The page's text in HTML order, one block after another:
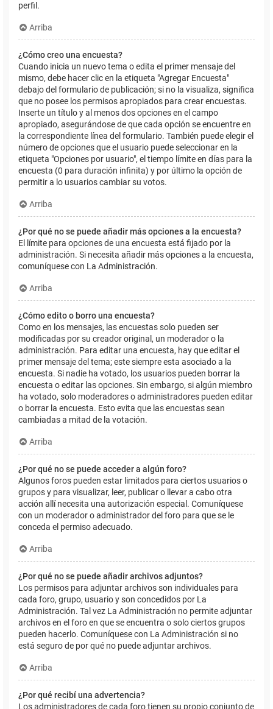
perfil.
Arriba
¿Cómo creo una encuesta?
Cuando inicia un nuevo tema o edita el primer mensaje del
mismo, debe hacer clic en la etiqueta "Agregar Encuesta"
debajo del formulario de publicación; si no la visualiza, significa
que no posee los permisos apropiados para crear encuestas.
Inserte un título y al menos dos opciones en el campo
apropiado, asegurándose de que cada opción se encuentre en
la correspondiente línea del formulario. También puede elegir el
número de opciones que el usuario puede seleccionar en la
etiqueta "Opciones por usuario", el tiempo límite en días para la
encuesta (0 para duración infinita) y por último la opción de
permitir a lo usuarios cambiar su votos.
Arriba
¿Por qué no se puede añadir más opciones a la encuesta?
El límite para opciones de una encuesta está fijado por la
administración. Si necesita añadir más opciones a la encuesta,
comuníquese con La Administración.
Arriba
¿Cómo edito o borro una encuesta?
Como en los mensajes, las encuestas solo pueden ser
modificadas por su creador original, un moderador o la
administración. Para editar una encuesta, hay que editar el
primer mensaje del tema; este siempre esta asociado a la
encuesta. Si nadie ha votado, los usuarios pueden borrar la
encuesta o editar las opciones. Sin embargo, si algún miembro
ha votado, solo moderadores o administradores pueden editar
o borrar la encuesta. Esto evita que las encuestas sean
cambiadas a mitad de la votación.
Arriba
¿Por qué no se puede acceder a algún foro?
Algunos foros pueden estar limitados para ciertos usuarios o
grupos y para visualizar, leer, publicar o llevar a cabo otra
acción allí necesita una autorización especial. Comuníquese
con un moderador o administrador del foro para que se le
conceda el permiso adecuado.
Arriba
¿Por qué no se puede añadir archivos adjuntos?
Los permisos para adjuntar archivos son individuales para
cada foro, grupo, usuario y son concedidos por La
Administración. Tal vez La Administración no permite adjuntar
archivos en el foro en que se encuentra o solo ciertos grupos
pueden hacerlo. Comuníquese con La Administración si no
está seguro de por qué no puede adjuntar archivos.
Arriba
¿Por qué recibí una advertencia?
Los administradores de cada foro tienen su propio conjunto de